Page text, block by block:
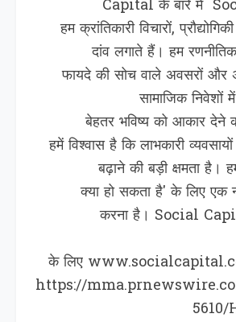
Capital के बारे में
हम क्रांतिकारी विचारों,
दांव लगाते हैं। हम
फायदे की सोच वाले अवसरों और
सामाजिक
बेहतर भविष्य को आकार देने
हमें विश्‍वास है कि लाभकारी
बढ़ाने की बड़ी क्षमता है।
क्या हो सकता है' के लिए एक
करना है। Social
के ल‍िए
https://
5610/